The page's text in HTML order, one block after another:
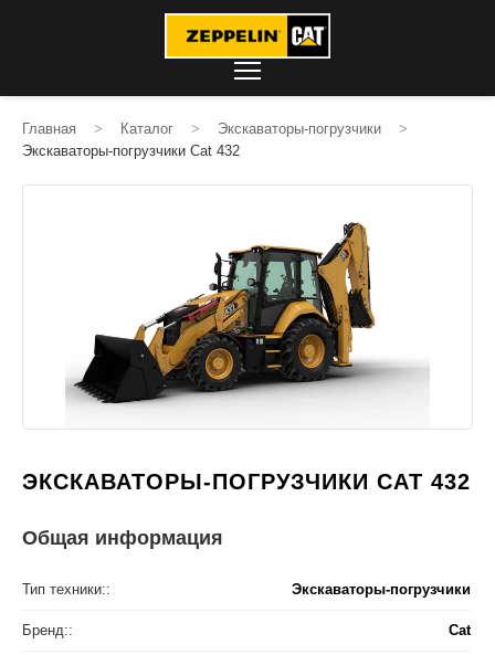
Главная > Каталог > Экскаваторы-погрузчики
>
Экскаваторы-погрузчики Cat 432
ЭКСКАВАТОРЫ-ПОГРУЗЧИКИ CAT 432
Общая информация
Тип техники:: Экскаваторы-погрузчики
Бренд:: Cat